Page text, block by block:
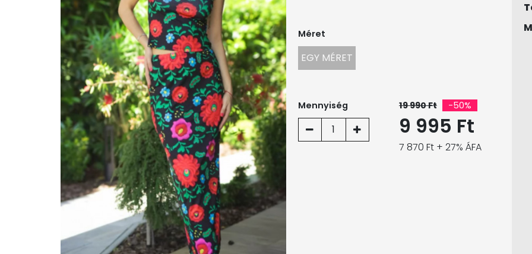
Méret
EGY MÉRET
Mennyiség
1
19 990 Ft -50%
9 995 Ft
7 870 Ft + 27% ÁFA